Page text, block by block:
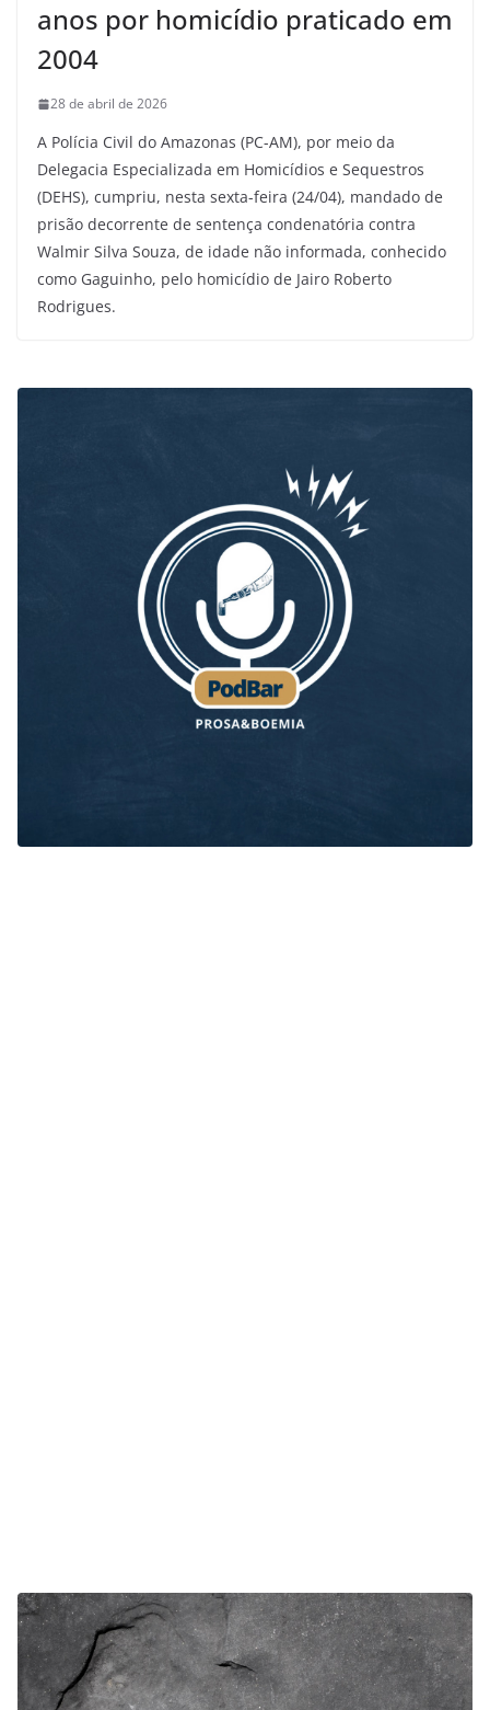
anos por homicídio praticado em
2004
28 de abril de 2026
A Polícia Civil do Amazonas (PC-AM), por meio da
Delegacia Especializada em Homicídios e Sequestros
(DEHS), cumpriu, nesta sexta-feira (24/04), mandado de
prisão decorrente de sentença condenatória contra
Walmir Silva Souza, de idade não informada, conhecido
como Gaguinho, pelo homicídio de Jairo Roberto
Rodrigues.